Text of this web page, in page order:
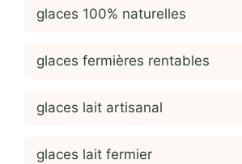
glaces 100% naturelles
glaces fermières rentables
glaces lait artisanal
glaces lait fermier